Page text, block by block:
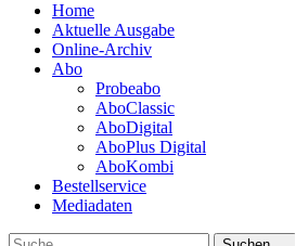
Home
Aktuelle Ausgabe
Online-Archiv
Abo
Probeabo
AboClassic
AboDigital
AboPlus Digital
AboKombi
Bestellservice
Mediadaten